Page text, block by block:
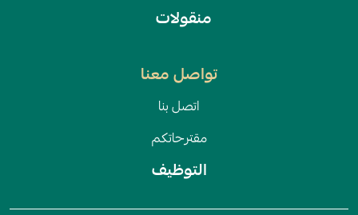
منقولات
تواصل معنا
اتصل بنا
مقترحاتكم
التوظيف